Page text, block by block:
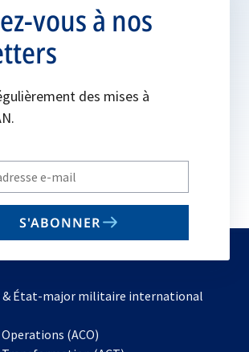
vous à nos
des mises à
S'ABONNER
État-major militaire international
(ACO)